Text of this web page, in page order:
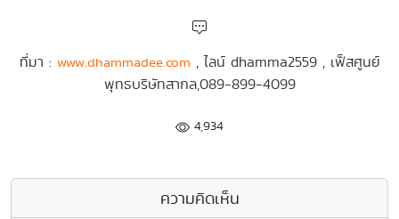
ที่มา : www.dhammadee.com , ไลน์ dhamma2559 , เฟ็สศูนย์
พุทธบริษัทสากล,089-899-4099
4,934
ความคิดเห็น